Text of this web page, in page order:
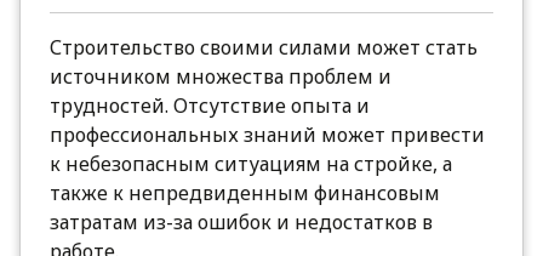
Строительство своими силами может стать
источником множества проблем и
трудностей. Отсутствие опыта и
профессиональных знаний может привести
к небезопасным ситуациям на стройке, а
также к непредвиденным финансовым
затратам из-за ошибок и недостатков в